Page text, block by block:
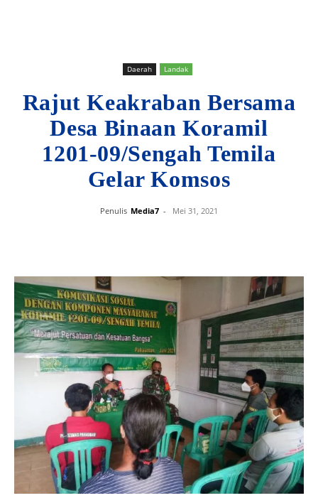
Daerah Landak
Rajut Keakraban Bersama
Desa Binaan Koramil
1201-09/Sengah Temila
Gelar Komsos
Penulis Media7 - Mei 31, 2021